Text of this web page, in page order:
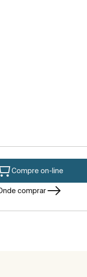
Compre on-line
comprar